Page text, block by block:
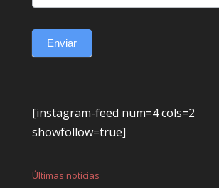
Enviar
[instagram-feed num=4 cols=2
showfollow=true]
Últimas noticias